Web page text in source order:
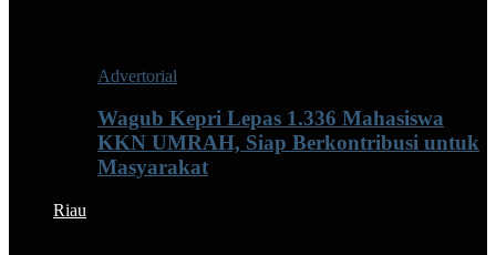
Advertorial
Wagub Kepri Lepas 1.336 Mahasiswa
KKN UMRAH, Siap Berkontribusi untuk
Masyarakat
Riau